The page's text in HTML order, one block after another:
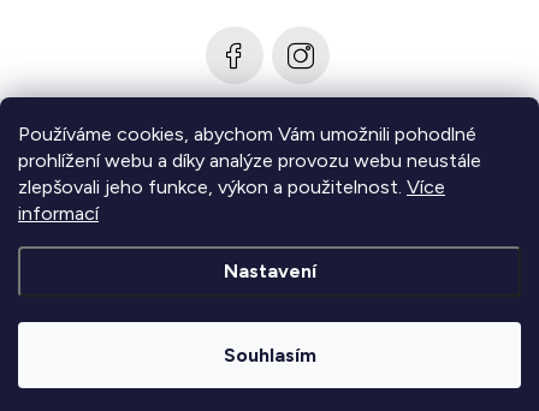
Používáme cookies, abychom Vám umožnili pohodlné
prohlížení webu a díky analýze provozu webu neustále
zlepšovali jeho funkce, výkon a použitelnost. Více
informací
Nastavení
Souhlasím
Informace pro vás
Zjistěte více
vyhrazena.Upravit nastavení cookies